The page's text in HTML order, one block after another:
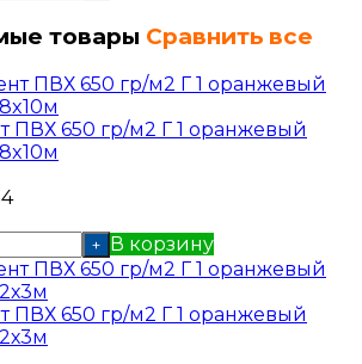
товары Сравнить все
ПВХ 650 гр/м2 Г 1 оранжевый
+ В корзину
ПВХ 650 гр/м2 Г 1 оранжевый